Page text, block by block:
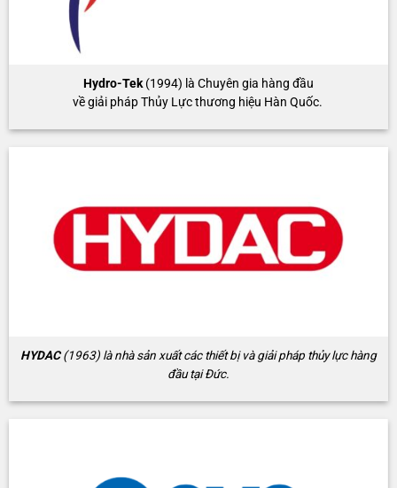
Hydro-Tek (1994) là Chuyên gia hàng đầu
về giải pháp Thủy Lực thương hiệu Hàn Quốc.
HYDAC(1963) là nhà sản xuất các thiết bị và giải pháp thủy lực hàng
đầu tại Đức.